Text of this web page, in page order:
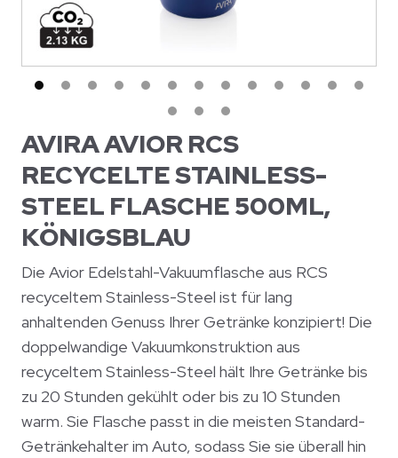
AVIRA AVIOR RCS
RECYCELTE STAINLESS-
STEEL FLASCHE 500ML,
KÖNIGSBLAU
Die Avior Edelstahl-Vakuumflasche aus RCS
recyceltem Stainless-Steel ist für lang
anhaltenden Genuss Ihrer Getränke konzipiert! Die
doppelwandige Vakuumkonstruktion aus
recyceltem Stainless-Steel hält Ihre Getränke bis
zu 20 Stunden gekühlt oder bis zu 10 Stunden
warm. Sie Flasche passt in die meisten Standard-
Getränkehalter im Auto, sodass Sie sie überall hin